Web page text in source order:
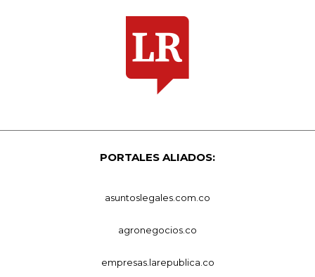
PORTALES ALIADOS:
asuntoslegales.com.co
agronegocios.co
empresas.larepublica.co